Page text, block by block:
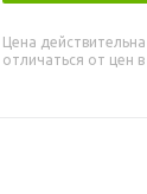
Цена
отличаться от цен